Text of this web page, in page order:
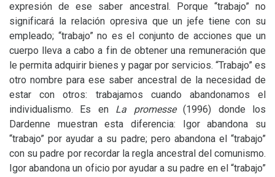
expresión de ese saber ancestral. Porque “trabajo” no
significará la relación opresiva que un jefe tiene con su
empleado; “trabajo” no es el conjunto de acciones que un
cuerpo lleva a cabo a fin de obtener una remuneración que
le permita adquirir bienes y pagar por servicios. “Trabajo” es
otro nombre para ese saber ancestral de la necesidad de
estar con otros: trabajamos cuando abandonamos el
individualismo. Es en La promesse(1996) donde los
Dardenne muestran esta diferencia: Igor abandona su
“trabajo” por ayudar a su padre; pero abandona el “trabajo”
con su padre por recordar la regla ancestral del comunismo.
Igor abandona un oficio por ayudar a su padre en el “trabajo”